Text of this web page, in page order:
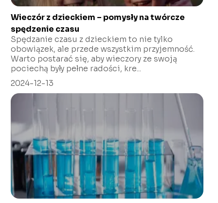
Wieczór z dzieckiem – pomysły na twórcze
spędzenie czasu
Spędzanie czasu z dzieckiem to nie tylko
obowiązek, ale przede wszystkim przyjemność.
Warto postarać się, aby wieczory ze swoją
pociechą były pełne radości, kre...
2024-12-13